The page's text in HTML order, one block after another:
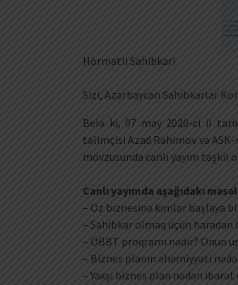
Hörmətli Sahibkar!
Sizi, Azərbaycan Sahibkarlar
Belə ki, 07 may 2020-ci il
təlimçisi Azad Rəhimov və
mövzusunda canlı yayım təşkil
Canlı yayımda aşağıdakı
– Öz biznesinə kimlər başlaya
– Sahibkar olmaq üçün haradan
– ÖBBT proqramı nədir? Onun
– Biznes planın əhəmiyyəti
– Yaxşı biznes plan nədən ibarət